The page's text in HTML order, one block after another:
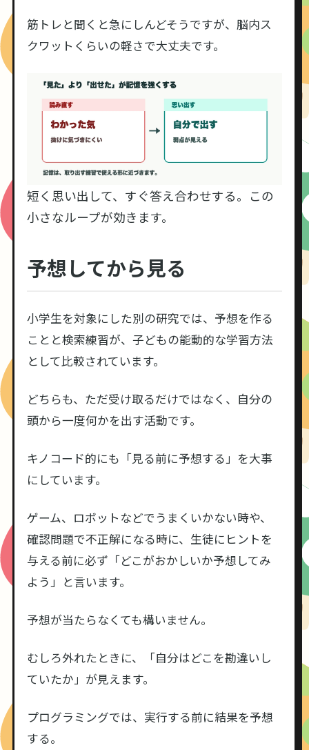
筋トレと聞くと急にしんどそうですが、脳内ス
クワットくらいの軽さで大丈夫です。
短く思い出して、すぐ答え合わせする。この
小さなループが効きます。
予想してから見る
小学生を対象にした別の研究では、予想を作る
ことと検索練習が、子どもの能動的な学習方法
として比較されています。
どちらも、ただ受け取るだけではなく、自分の
頭から一度何かを出す活動です。
キノコード的にも「見る前に予想する」を大事
にしています。
ゲーム、ロボットなどでうまくいかない時や、
確認問題で不正解になる時に、生徒にヒントを
与える前に必ず「どこがおかしいか予想してみ
よう」と言います。
予想が当たらなくても構いません。
むしろ外れたときに、「自分はどこを勘違いし
ていたか」が見えます。
プログラミングでは、実行する前に結果を予想
する。